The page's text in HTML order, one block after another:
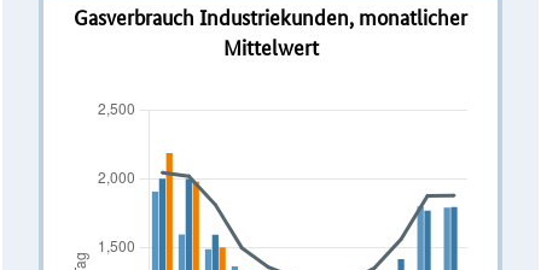
Gasverbrauch Industriekunden, monatlicher
Mittelwert